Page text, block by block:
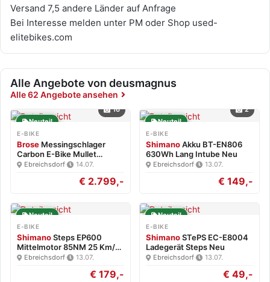
Versand 7,5 andere Länder auf Anfrage
Bei Interesse melden unter PM oder Shop used-
elitebikes.com
Alle Angebote von deusmagnus
Alle 62 Angebote ansehen
16
Neuteil
E-BIKE
Brose Messingschlager
Carbon E-Bike Mullet
Brose…
Ebreichsdorf· 14.07.
€ 2.799,-
2
Neuteil
E-BIKE
ShimanoAkku BT-EN806
630Wh Lang Intube Neu
Ebreichsdorf· 13.07.
€ 149,-
Neuteil
E-BIKE
ShimanoSteps EP600
Mittelmotor 85NM 25 Km/h
NeuEbreichsdorf· 13.07.
€ 179,-
Neuteil
E-BIKE
ShimanoSTePS EC-E8004
Ladegerät Steps Neu
Ebreichsdorf· 13.07.
€ 49,-